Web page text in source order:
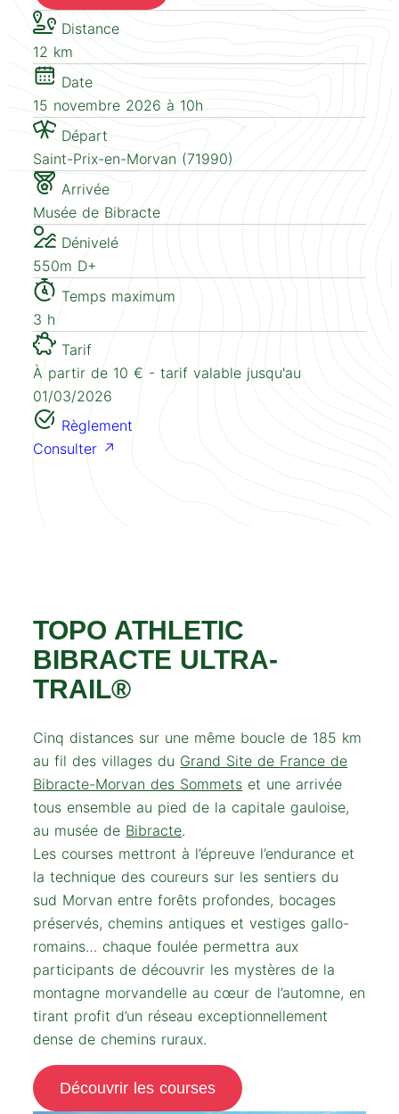
Distance
12 km
Date
15 novembre 2026 à 10h
Départ
Saint-Prix-en-Morvan (71990)
Arrivée
Musée de Bibracte
Dénivelé
550m D+
Temps maximum
3 h
Tarif
À partir de 10 € - tarif valable jusqu'au
01/03/2026
Règlement
Consulter ↗
TOPO ATHLETIC
BIBRACTE ULTRA-
TRAIL®
Cinq distances sur une même boucle de 185 km
au fil des villages du Grand Site de France de
Bibracte-Morvan des Sommets et une arrivée
tous ensemble au pied de la capitale gauloise,
au musée de Bibracte.
Les courses mettront à l’épreuve l’endurance et
la technique des coureurs sur les sentiers du
sud Morvan entre forêts profondes, bocages
préservés, chemins antiques et vestiges gallo-
romains… chaque foulée permettra aux
participants de découvrir les mystères de la
montagne morvandelle au cœur de l’automne, en
tirant profit d’un réseau exceptionnellement
dense de chemins ruraux.
Découvrir les courses